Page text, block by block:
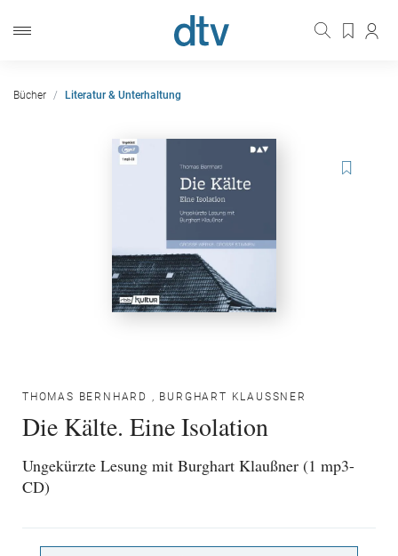
Bücher Literatur & Unterhaltung
THOMAS BERNHARD , BURGHART KLAUSSNER
Die Kälte. Eine Isolation
Ungekürzte Lesung mit Burghart Klaußner (1 mp3-
CD)